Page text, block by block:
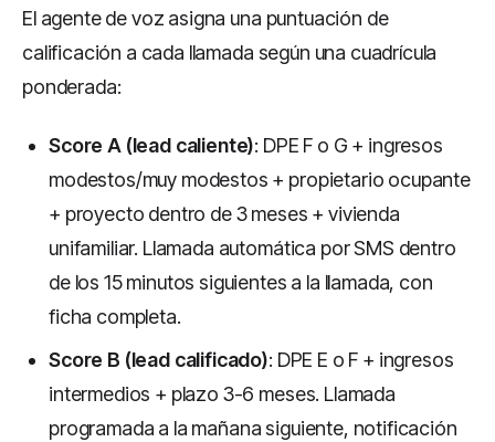
El agente de voz asigna una puntuación de
calificación a cada llamada según una cuadrícula
ponderada:
Score A (lead caliente): DPE F o G + ingresos
modestos/muy modestos + propietario ocupante
+ proyecto dentro de 3 meses + vivienda
unifamiliar. Llamada automática por SMS dentro
de los 15 minutos siguientes a la llamada, con
ficha completa.
Score B (lead calificado): DPE E o F + ingresos
intermedios + plazo 3-6 meses. Llamada
programada a la mañana siguiente, notificación